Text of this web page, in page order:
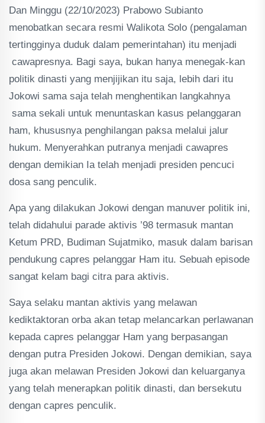
Dan Minggu (22/10/2023) Prabowo Subianto
menobatkan secara resmi Walikota Solo (pengalaman
tertingginya duduk dalam pemerintahan) itu menjadi
cawapresnya. Bagi saya, bukan hanya menegak-kan
politik dinasti yang menjijikan itu saja, lebih dari itu
Jokowi sama saja telah menghentikan langkahnya
sama sekali untuk menuntaskan kasus pelanggaran
ham, khususnya penghilangan paksa melalui jalur
hukum. Menyerahkan putranya menjadi cawapres
dengan demikian Ia telah menjadi presiden pencuci
dosa sang penculik.
Apa yang dilakukan Jokowi dengan manuver politik ini,
telah didahului parade aktivis ’98 termasuk mantan
Ketum PRD, Budiman Sujatmiko, masuk dalam barisan
pendukung capres pelanggar Ham itu. Sebuah episode
sangat kelam bagi citra para aktivis.
Saya selaku mantan aktivis yang melawan
kediktaktoran orba akan tetap melancarkan perlawanan
kepada capres pelanggar Ham yang berpasangan
dengan putra Presiden Jokowi. Dengan demikian, saya
juga akan melawan Presiden Jokowi dan keluarganya
yang telah menerapkan politik dinasti, dan bersekutu
dengan capres penculik.